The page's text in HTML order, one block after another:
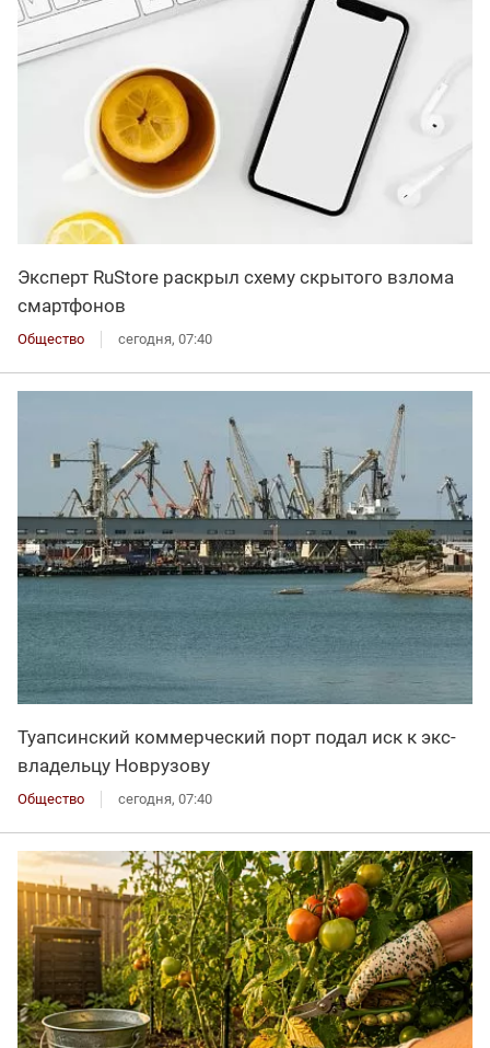
Эксперт RuStore раскрыл схему скрытого взлома
смартфонов
Общество сегодня, 07:40
Туапсинский коммерческий порт подал иск к экс-
владельцу Новрузову
Общество сегодня, 07:40